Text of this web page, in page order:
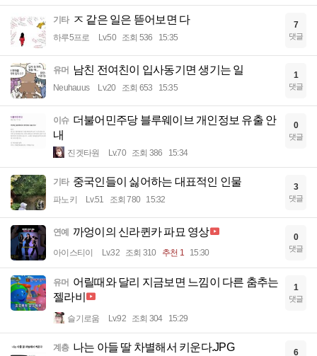
기타 ㅈ 같은 일은 뜯어보면 다
하루5프로 Lv.50 조회 536 15:35
7
댓글
유머 남친 전여친이 입사동기면 생기는 일
Neuhauus Lv.20 조회 653 15:35
1
댓글
이슈 더불어민주당 블루웨이브 개인정보 유출 안
내
진겟타원 Lv.70 조회 386 15:34
0
댓글
기타 중국인들이 싫어하는 대표적인 인물
파노키 Lv.51 조회 780 15:32
3
댓글
연예 까엉이의 신라퀸카 파묘 영상
아이스티이 Lv.32 조회 310 추천 1 15:30
0
댓글
유머 어릴때와 달리 지금보면 느낌이 다른 춤추는
젤라비
슬기로움 Lv.92 조회 304 15:29
1
댓글
계층 나는 아들 딸 차별해서 키운다.JPG 6